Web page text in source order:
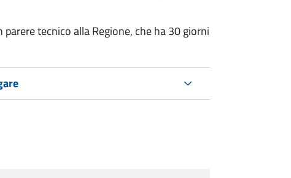
tecnico alla Regione, che ha 30 giorni